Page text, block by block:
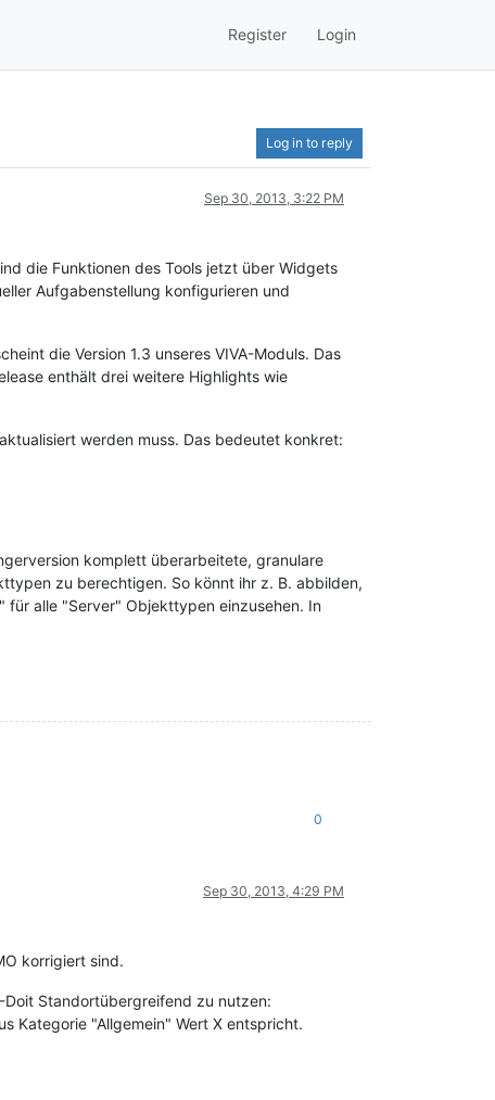
Register Login
Log in to reply
Sep 30, 2013, 3:22 PM
die Funktionen des Tools jetzt über Widgets
Aufgabenstellung konfigurieren und
die Version 1.3 unseres VIVA-Moduls. Das
enthält drei weitere Highlights wie
werden muss. Das bedeutet konkret:
komplett überarbeitete, granulare
zu berechtigen. So könnt ihr z. B. abbilden,
für alle "Server" Objekttypen einzusehen. In
0
Sep 30, 2013, 4:29 PM
korrigiert sind.
Standortübergreifend zu nutzen:
Kategorie "Allgemein" Wert X entspricht.